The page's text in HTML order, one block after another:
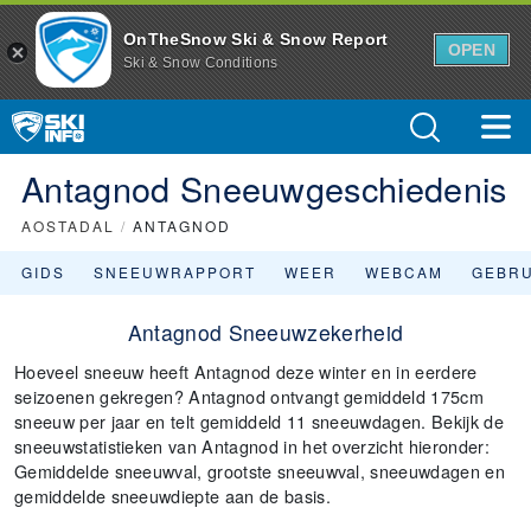
OnTheSnow Ski & Snow Report
Ski & Snow Conditions
OPEN
Antagnod Sneeuwgeschiedenis
AOSTADAL / ANTAGNOD
GIDS SNEEUWRAPPORT WEER WEBCAM
Antagnod Sneeuwzekerheid
Hoeveel sneeuw heeft Antagnod deze winter en in eerdere
seizoenen gekregen? Antagnod ontvangt gemiddeld 175cm
sneeuw per jaar en telt gemiddeld 11 sneeuwdagen. Bekijk de
sneeuwstatistieken van Antagnod in het overzicht hieronder:
Gemiddelde sneeuwval, grootste sneeuwval, sneeuwdagen en
gemiddelde sneeuwdiepte aan de basis.